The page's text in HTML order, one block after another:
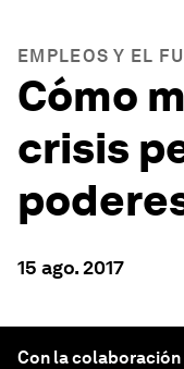
EMPLEOS Y EL
Cómo
crisis
15 ago. 2017
Con la colaboración